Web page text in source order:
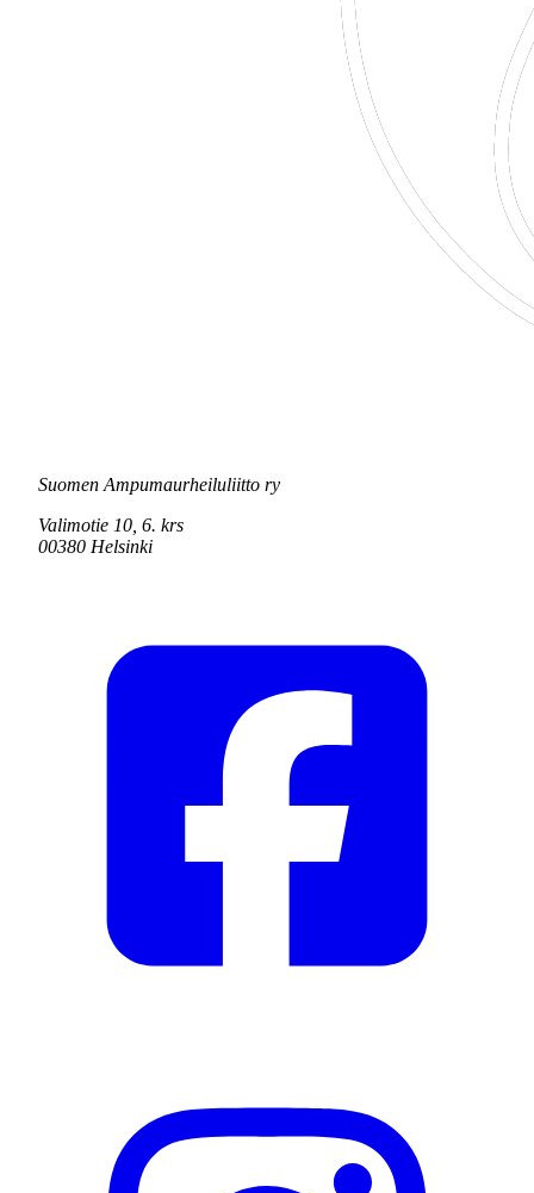
Suomen Ampumaurheiluliitto ry
Valimotie 10, 6. krs
00380 Helsinki